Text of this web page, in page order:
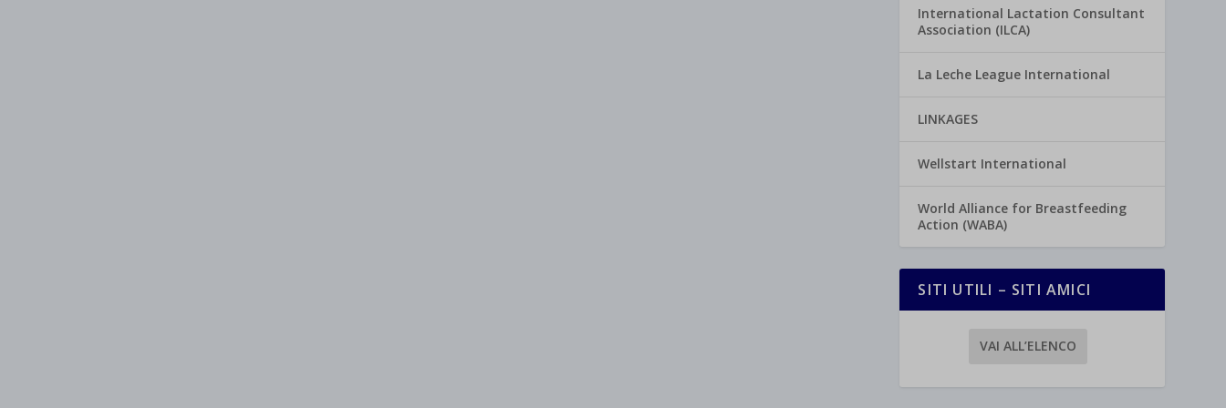
International Lactation Consultant
Association (ILCA)
La Leche League International
LINKAGES
Wellstart International
World Alliance for Breastfeeding
Action (WABA)
SITI UTILI – SITI AMICI
VAI ALL’ELENCO